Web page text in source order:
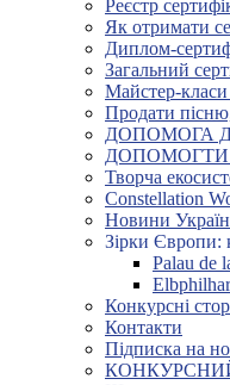
Реєстр
Як отримати
Диплом-
Загальний
Майстер-класи
Продати
ДОПОМОГА
Творча
Constellation
Новини
Зірки Європи:
Palau de
Конкурсні
Контакти
Підписка на